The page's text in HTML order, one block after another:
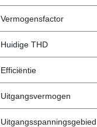
Vermogensfactor
Huidige THD
Efficiëntie
Uitgangsvermogen
Uitgangsspanningsgebied